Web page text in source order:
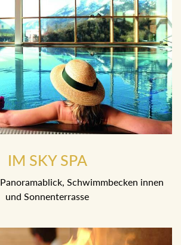
IM SKY SPA
und Sonnenterrasse